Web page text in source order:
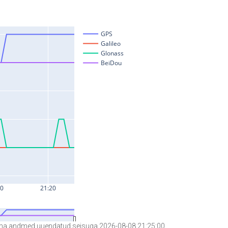
andmed uuendatud seisuga 2026-08-08 21:25:00